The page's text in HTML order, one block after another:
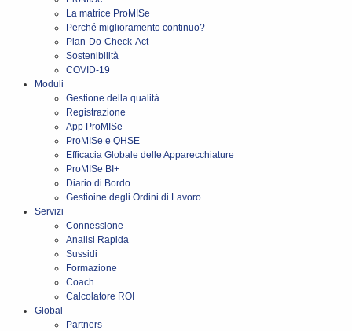
La matrice ProMISe
Perché miglioramento continuo?
Plan-Do-Check-Act
Sostenibilità
COVID-19
Moduli
Gestione della qualità
Registrazione
App ProMISe
ProMISe e QHSE
Efficacia Globale delle Apparecchiature
ProMISe BI+
Diario di Bordo
Gestioine degli Ordini di Lavoro
Servizi
Connessione
Analisi Rapida
Sussidi
Formazione
Coach
Calcolatore ROI
Global
Partners